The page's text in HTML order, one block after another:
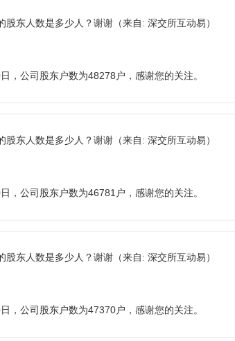
股东人数是多少人？谢谢 （来自: 深交所互动易）
，公司股东户数为48278户，感谢您的关注。
股东人数是多少人？谢谢 （来自: 深交所互动易）
，公司股东户数为46781户，感谢您的关注。
股东人数是多少人？谢谢 （来自: 深交所互动易）
，公司股东户数为47370户，感谢您的关注。